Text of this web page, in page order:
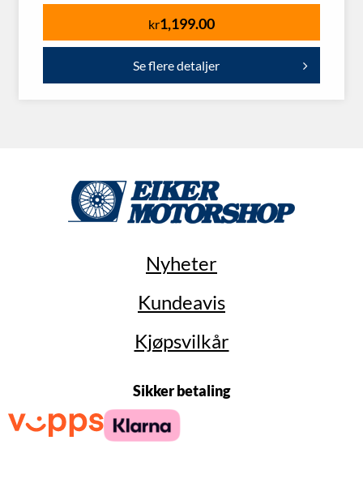
kr1,199.00
Se flere detaljer
Nyheter
Kundeavis
Kjøpsvilkår
Sikker betaling